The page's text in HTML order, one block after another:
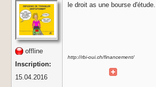
offline
Inscription:
15.04.2016
le droit as une bourse d'étude.
http://rbi-oui.ch/financement/